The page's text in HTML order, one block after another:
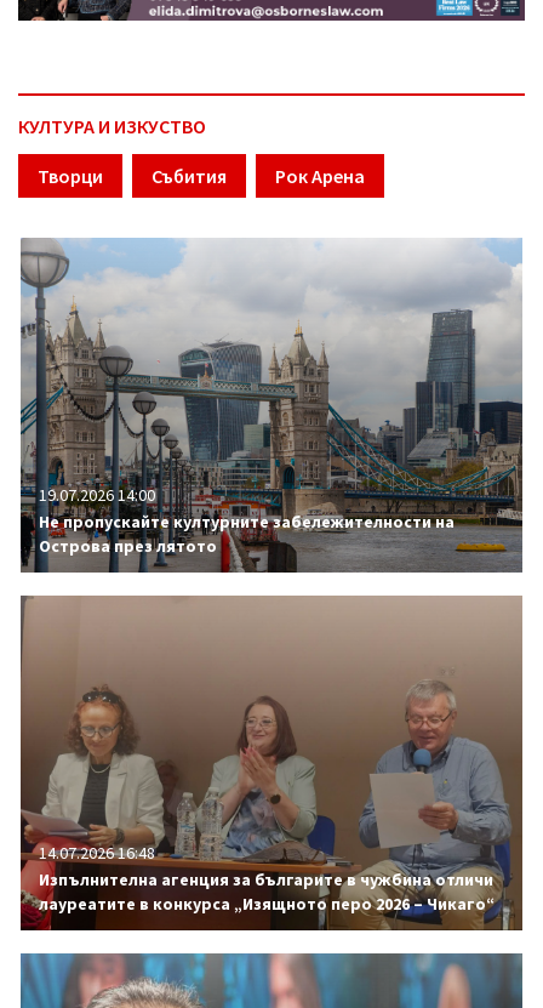
КУЛТУРА И ИЗКУСТВО
Творци Събития Рок Арена
19.07.2026 14:00
Не пропускайте културните забележителности на
Острова през лятото
14.07.2026 16:48
Изпълнителна агенция за българите в чужбина отличи
лауреатите в конкурса „Изящното перо 2026 – Чикаго“